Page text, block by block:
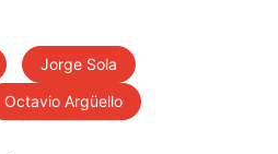
Jorge Sola
Octavio Argüello